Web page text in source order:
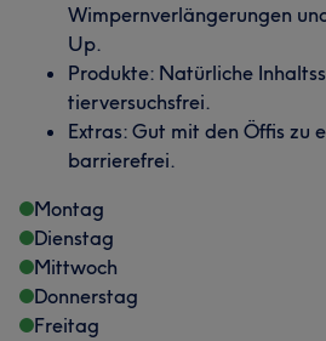
Wimpernverlängerungen
Up.
Produkte: Natürliche
tierversuchsfrei.
Extras: Gut mit den Öffis zu
barrierefrei.
Montag
Dienstag
Mittwoch
Donnerstag
Freitag